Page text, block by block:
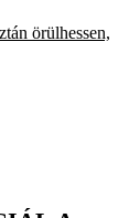
örülhessen,